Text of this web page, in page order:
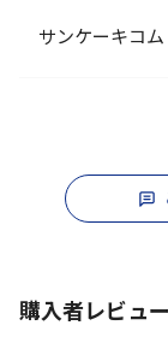
サンケーキコ
購入者レビュー